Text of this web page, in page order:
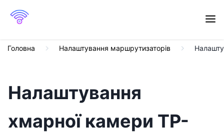
Головна Налаштування маршрутизаторів
Налаштування
хмарної камери TP-